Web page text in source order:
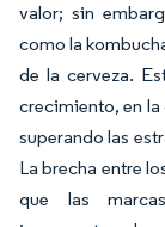
valor; sin
como la
de la cerveza.
crecimiento, en
superando las
La brecha entre
que las